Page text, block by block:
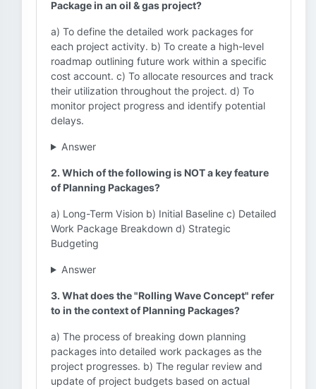
Package in an oil & gas project?
a) To define the detailed work packages for
each project activity. b) To create a high-level
roadmap outlining future work within a specific
cost account. c) To allocate resources and track
their utilization throughout the project. d) To
monitor project progress and identify potential
delays.
Answer
2. Which of the following is NOT a key feature
of Planning Packages?
a) Long-Term Vision b) Initial Baseline c) Detailed
Work Package Breakdown d) Strategic
Budgeting
Answer
3. What does the "Rolling Wave Concept" refer
to in the context of Planning Packages?
a) The process of breaking down planning
packages into detailed work packages as the
project progresses. b) The regular review and
update of project budgets based on actual